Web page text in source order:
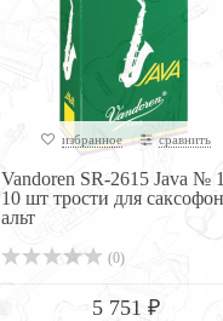
избранное сравнить
Vandoren SR-2615 Java №
10 шт трости для
альт
(0)
5 751 ₽